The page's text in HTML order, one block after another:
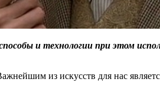
и технологии при этом
из искусств для нас